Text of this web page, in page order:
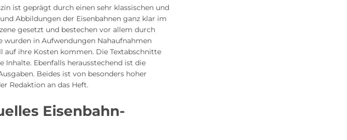
ist geprägt durch einen sehr klassischen und
Abbildungen der Eisenbahnen ganz klar im
gesetzt und bestechen vor allem durch
wurden in Aufwendungen Nahaufnahmen
auf ihre Kosten kommen. Die Textabschnitte
Ebenfalls herausstechend ist die
Beides ist von besonders hoher
Redaktion an das Heft.
Eisenbahn-